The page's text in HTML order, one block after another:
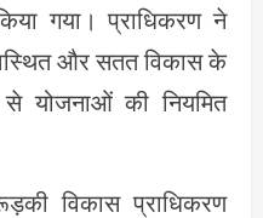
गया। प्राधिकरण ने
और सतत विकास के
योजनाओं की नियमित
विकास प्राधिकरण